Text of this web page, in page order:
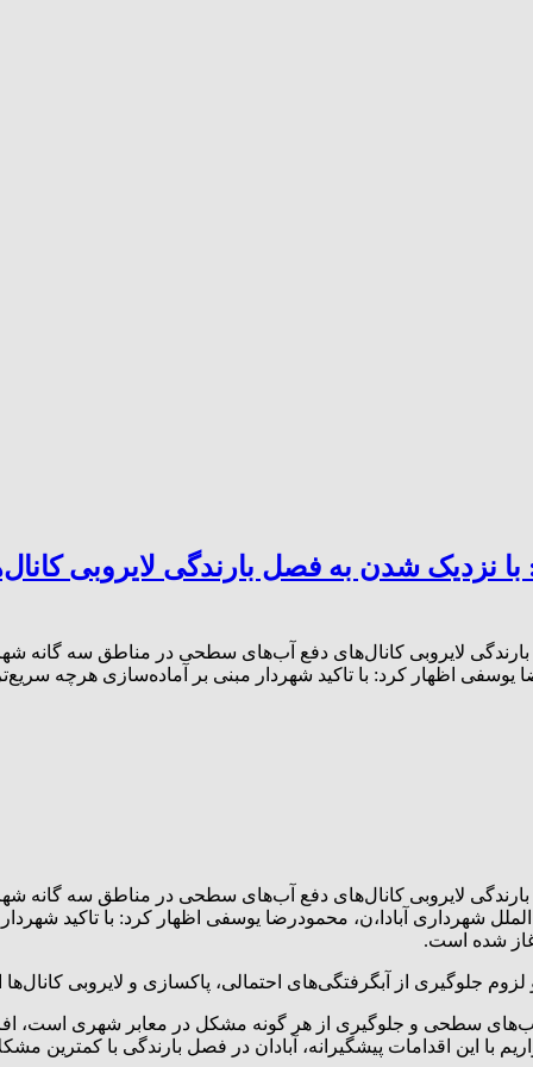
نزدیک شدن به فصل بارندگی لایروبی
لایروبی کانال‌های دفع آب‌های سطحی در مناطق سه گانه
یوسفی اظهار کرد: با تاکید شهردار مبنی بر آماده‌سازی هرچه
لایروبی کانال‌های دفع آب‌های سطحی در مناطق سه گانه
شهرداری آبادا،ن، محمودرضا یوسفی اظهار کرد: با تاکید
شده است.
جلوگیری از آبگرفتگی‌های احتمالی، پاکسازی و لایروبی
سطحی و جلوگیری از هر گونه مشکل در معابر شهری است،
این اقدامات پیشگیرانه، آبادان در فصل بارندگی با کمترین